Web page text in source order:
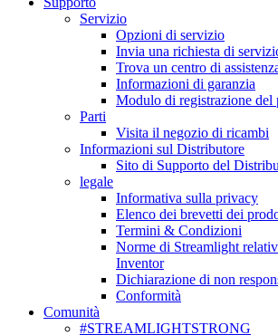
Servizio
Opzioni di servizio
Invia una richiesta di
Trova un centro di
Informazioni di garanzia
Modulo di registrazione del
Parti
Visita il negozio di ricambi
Informazioni sul Distributore
Sito di Supporto del
legale
Informativa sulla privacy
Elenco dei brevetti dei
Termini & Condizioni
Norme di Streamlight
Inventor
Dichiarazione di non
Conformità
Comunità
#STREAMLIGHTSTRONG